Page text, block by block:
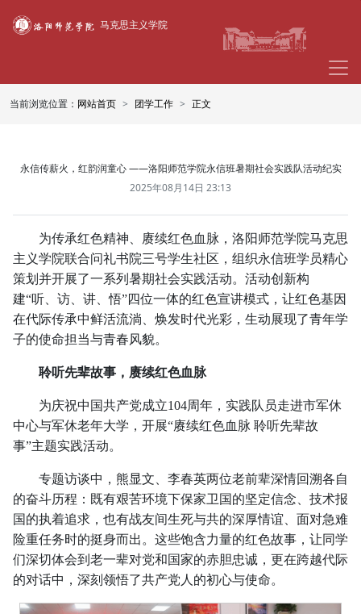
马克思主义学院
当前浏览位置： 网站首页 团学工作 正文
永信传薪火，红韵润童心 ——洛阳师范学院永信班暑期社会实践队活动纪实
2025年08月14日 23:13
为传承红色精神、赓续红色血脉，洛阳师范学院马克思
主义学院联合问礼书院三号学生社区，组织永信班学员精心
策划并开展了一系列暑期社会实践活动。活动创新构
建“听、访、讲、悟”四位一体的红色宣讲模式，让红色基因
在代际传承中鲜活流淌、焕发时代光彩，生动展现了青年学
子的使命担当与青春风貌。
聆听先辈故事，赓续红色血脉
为庆祝中国共产党成立104周年，实践队员走进市军休
中心与军休老年大学，开展“赓续红色血脉 聆听先辈故
事”主题实践活动。
专题访谈中，熊显文、李春英两位老前辈深情回溯各自
的奋斗历程：既有艰苦环境下保家卫国的坚定信念、技术报
国的执着追求，也有战友间生死与共的深厚情谊、面对急难
险重任务时的挺身而出。这些饱含力量的红色故事，让同学
们深切体会到老一辈对党和国家的赤胆忠诚，更在跨越代际
的对话中，深刻领悟了共产党人的初心与使命。